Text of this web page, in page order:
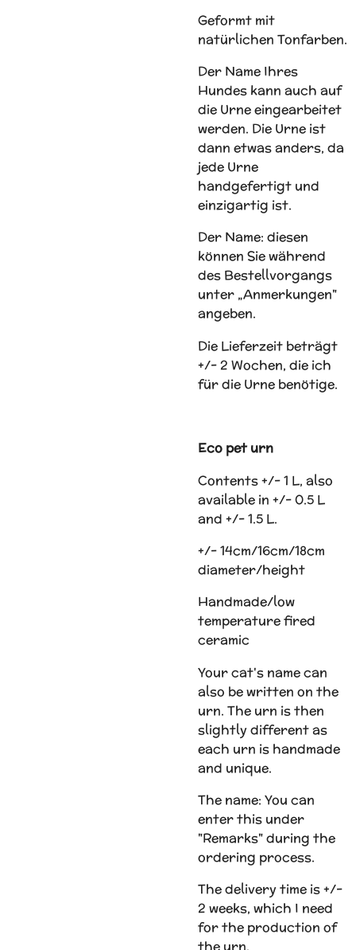
Geformt mit
natürlichen Tonfarben.
Der Name Ihres
Hundes kann auch auf
die Urne eingearbeitet
werden. Die Urne ist
dann etwas anders, da
jede Urne
handgefertigt und
einzigartig ist.
Der Name: diesen
können Sie während
des Bestellvorgangs
unter „Anmerkungen"
angeben.
Die Lieferzeit beträgt
+/- 2 Wochen, die ich
für die Urne benötige.
Eco pet urn
Contents +/- 1 L, also
available in +/- 0.5 L
and +/- 1.5 L.
+/- 14cm/16cm/18cm
diameter/height
Handmade/low
temperature fired
ceramic
Your cat's name can
also be written on the
urn. The urn is then
slightly different as
each urn is handmade
and unique.
The name: You can
enter this under
"Remarks" during the
ordering process.
The delivery time is +/-
2 weeks, which I need
for the production of